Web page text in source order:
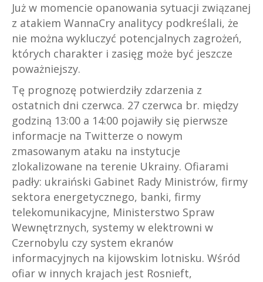
Już w momencie opanowania sytuacji związanej
z atakiem WannaCry analitycy podkreślali, że
nie można wykluczyć potencjalnych zagrożeń,
których charakter i zasięg może być jeszcze
poważniejszy.
Tę prognozę potwierdziły zdarzenia z
ostatnich dni czerwca. 27 czerwca br. między
godziną 13:00 a 14:00 pojawiły się pierwsze
informacje na Twitterze o nowym
zmasowanym ataku na instytucje
zlokalizowane na terenie Ukrainy. Ofiarami
padły: ukraiński Gabinet Rady Ministrów, firmy
sektora energetycznego, banki, firmy
telekomunikacyjne, Ministerstwo Spraw
Wewnętrznych, systemy w elektrowni w
Czernobylu czy system ekranów
informacyjnych na kijowskim lotnisku. Wśród
ofiar w innych krajach jest Rosnieft,